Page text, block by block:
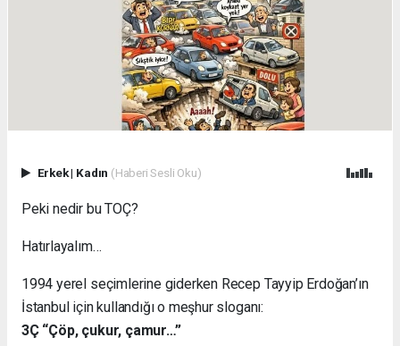
Erkek| Kadın (Haberi Sesli Oku)
Peki nedir bu TOÇ?
Hatırlayalım…
1994 yerel seçimlerine giderken Recep Tayyip Erdoğan’ın
İstanbul için kullandığı o meşhur sloganı:
3Ç “Çöp, çukur, çamur…”